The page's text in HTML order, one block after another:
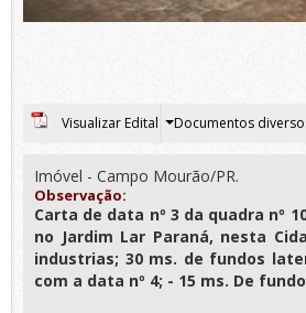
Visualizar Edital Documentos
Imóvel - Campo Mourão/PR.
Observação:
Carta de data nº 3 da quadra nº
no Jardim Lar Paraná, nesta
industrias; 30 ms. de fundos
com a data nº 4; - 15 ms. De